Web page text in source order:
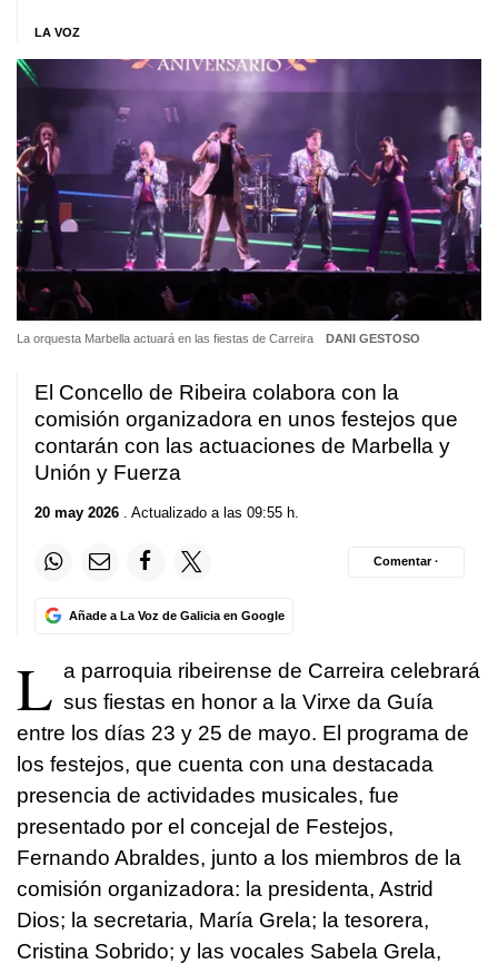
LA VOZ
La orquesta Marbella actuará en las fiestas de Carreira DANI GESTOSO
El Concello de Ribeira colabora con la
comisión organizadora en unos festejos que
contarán con las actuaciones de Marbella y
Unión y Fuerza
20 may 2026 . Actualizado a las 09:55 h.
Añade a La Voz de Galicia en Google
Comentar ·
L a parroquia ribeirense de Carreira celebrará
sus fiestas en honor a la Virxe da Guía
entre los días 23 y 25 de mayo. El programa de
los festejos, que cuenta con una destacada
presencia de actividades musicales, fue
presentado por el concejal de Festejos,
Fernando Abraldes, junto a los miembros de la
comisión organizadora: la presidenta, Astrid
Dios; la secretaria, María Grela; la tesorera,
Cristina Sobrido; y las vocales Sabela Grela,